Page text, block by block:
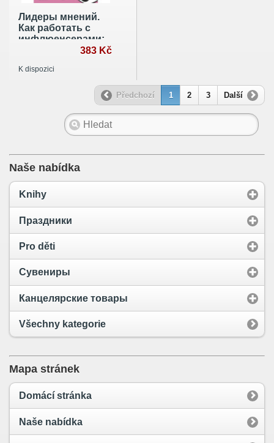
Лидеры мнений.
Как работать с
инфлюенсерами:
успешных
383 Kč
K dispozici
Předchozí 1 2 3 Další
Naše nabídka
Knihy
Праздники
Pro děti
Сувениры
Канцелярские товары
Všechny kategorie
Mapa stránek
Domácí stránka
Naše nabídka